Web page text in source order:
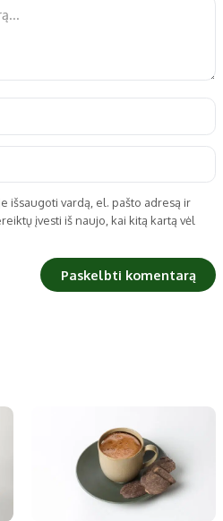
išsaugoti vardą, el. pašto adresą ir
įvesti iš naujo, kai kitą kartą vėl